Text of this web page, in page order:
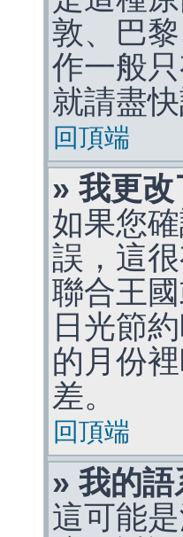
敦、巴
作一般
就請盡快
回頂端
» 我更
如果您
誤，這
聯合王
日光節
的月份
差。
回頂端
» 我的
這可能